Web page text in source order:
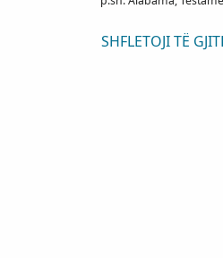
SHFLETOJI TË